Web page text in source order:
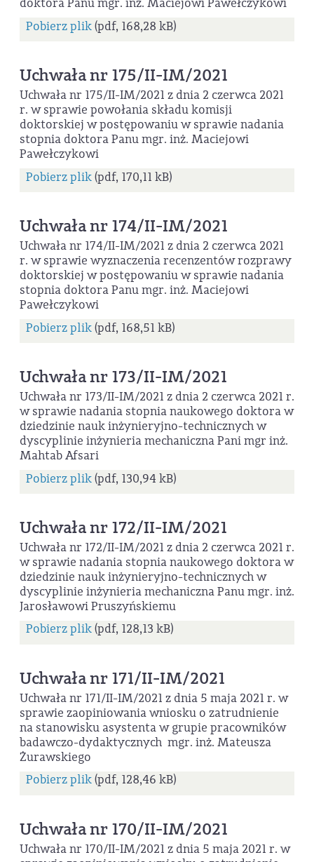
Pobierz plik(pdf, 168,28 kB)
Uchwała nr 175/II-IM/2021
Uchwała nr 175/II-IM/2021 z dnia 2 czerwca 2021
r. w sprawie powołania składu komisji
doktorskiej w postępowaniu w sprawie nadania
stopnia doktora Panu mgr. inż. Maciejowi
Pawełczykowi
Pobierz plik(pdf, 170,11 kB)
Uchwała nr 174/II-IM/2021
Uchwała nr 174/II-IM/2021 z dnia 2 czerwca 2021
r. w sprawie wyznaczenia recenzentów rozprawy
doktorskiej w postępowaniu w sprawie nadania
stopnia doktora Panu mgr. inż. Maciejowi
Pawełczykowi
Pobierz plik(pdf, 168,51 kB)
Uchwała nr 173/II-IM/2021
Uchwała nr 173/II-IM/2021 z dnia 2 czerwca 2021 r.
w sprawie nadania stopnia naukowego doktora w
dziedzinie nauk inżynieryjno-technicznych w
dyscyplinie inżynieria mechaniczna Pani mgr inż.
Mahtab Afsari
Pobierz plik(pdf, 130,94 kB)
Uchwała nr 172/II-IM/2021
Uchwała nr 172/II-IM/2021 z dnia 2 czerwca 2021 r.
w sprawie nadania stopnia naukowego doktora w
dziedzinie nauk inżynieryjno-technicznych w
dyscyplinie inżynieria mechaniczna Panu mgr. inż.
Jarosławowi Pruszyńskiemu
Pobierz plik(pdf, 128,13 kB)
Uchwała nr 171/II-IM/2021
Uchwała nr 171/II-IM/2021 z dnia 5 maja 2021 r. w
sprawie zaopiniowania wniosku o zatrudnienie
na stanowisku asystenta w grupie pracowników
badawczo-dydaktycznych mgr. inż. Mateusza
Żurawskiego
Pobierz plik(pdf, 128,46 kB)
Uchwała nr 170/II-IM/2021
Uchwała nr 170/II-IM/2021 z dnia 5 maja 2021 r. w